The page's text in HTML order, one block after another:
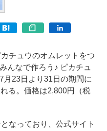
チュウのオムレットをつ
んなで作ろう♪ ピカチュ
月23日より31日の期間に
る。価格は2,800円（税
なっており、公式サイト